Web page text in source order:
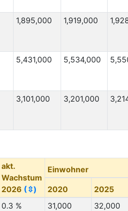
180,000
Migration Von(⇳)
150,000
130,000
125,000
120,000
8,000
1,895,000 1,919,000
5,431,000 5,534,000
3,101,000 3,201,000
akt.
Wachstum
2026 (⇳)
Einwohner
2020 2025
0.3 % 31,000 32,000